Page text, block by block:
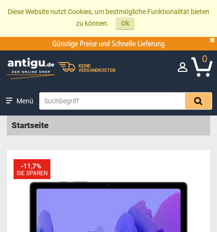
Diese Website nutzt Cookies, um bestmögliche Funktionalität bieten
zu können.
Ok
KEINE
VERSANDKOSTEN
0
Menü
Startseite
-11,7%
SIE SPAREN